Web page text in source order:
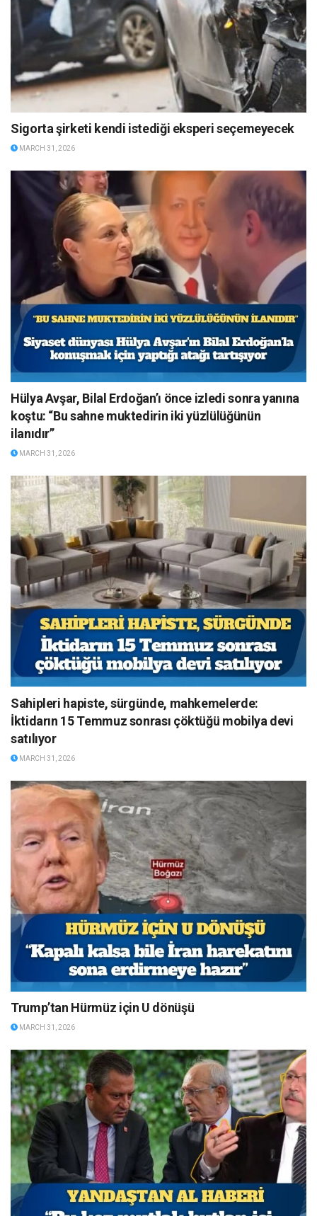
Sigorta şirketi kendi istediği eksperi seçemeyecek
MARCH 31, 2026
Hülya Avşar, Bilal Erdoğan’ı önce izledi sonra yanına
koştu: “Bu sahne muktedirin iki yüzlülüğünün
ilanıdır”
MARCH 31, 2026
Sahipleri hapiste, sürgünde, mahkemelerde:
İktidarın 15 Temmuz sonrası çöktüğü mobilya devi
satılıyor
MARCH 31, 2026
Trump’tan Hürmüz için U dönüşü
MARCH 31, 2026